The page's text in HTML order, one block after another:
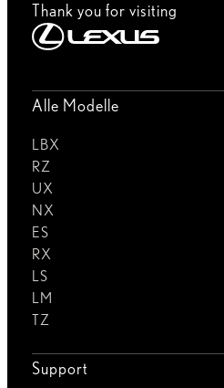
Thank you for visiting
Alle Modelle
LBX
RZ
UX
NX
ES
RX
LS
LM
TZ
Support